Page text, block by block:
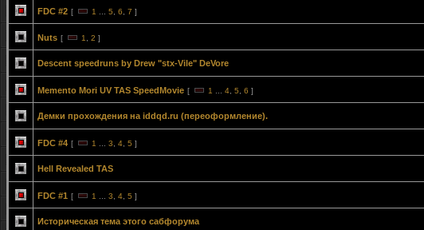
FDC #2 [ 1 5 6 7 ]
Nuts [ 1 2 ]
Descent speedruns by Drew "stx-Vile" DeVore
Memento Mori UV TAS SpeedMovie [ 1 4 5 6 ]
Демки прохождения на iddqd.ru (переоформление).
FDC #4 [ 1 3 4 5 ]
Hell Revealed TAS
FDC #1 [ 1 3 4 5 ]
Историческая тема этого сабфорума